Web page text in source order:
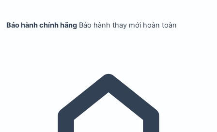
Bảo hành chính hãng Bảo hành thay mới hoàn toàn